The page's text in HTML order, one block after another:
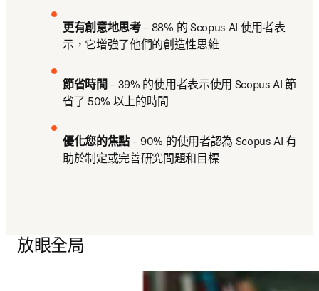
更有創意地思考 – 88% 的 Scopus AI 使用者表
示，它增強了他們的創造性思維
節省時間 – 39% 的使用者表示使用 Scopus AI 節
省了 50% 以上的時間
優化您的焦點 – 90% 的使用者認為 Scopus AI 有
助於制定或完善研究問題和目標
放眼全局